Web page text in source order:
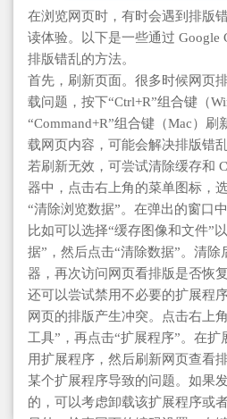
在浏览网页时，有时会遇到排版
读体验。以下是一些通过 Google
排版错乱的方法。
首先，刷新页面。很多时候网页
载问题，按下“Ctrl+R”组合键（
“Command+R”组合键（Mac）
载网页内容，可能会解决排版错乱
若刷新无效，可尝试清除缓存和
器中，点击右上角的菜单图标，
“清除浏览数据”。在弹出的窗口
比如可以选择“缓存图像和文件”
据”，然后点击“清除数据”。清
器，再次访问网页看排版是否恢复
还可以尝试禁用不必要的扩展程
网页的排版产生冲突。点击右上
工具”，再点击“扩展程序”。在
用扩展程序，然后刷新网页查看
某个扩展程序导致的问题。如果
的，可以考虑卸载该扩展程序或